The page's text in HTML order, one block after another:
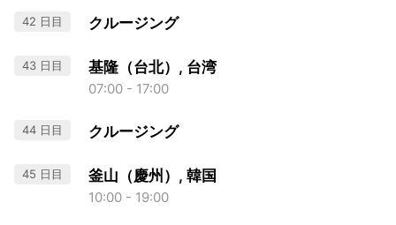
42 日目 クルージング
43 日目 基隆（台北）, 台湾
07:00 - 17:00
44 日目 クルージング
45 日目 釜山（慶州）, 韓国
10:00 - 19:00